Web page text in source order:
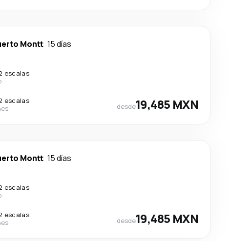
Montt 15 días
escalas
escalas
desde19,485 MXN
Montt 15 días
escalas
escalas
desde19,485 MXN